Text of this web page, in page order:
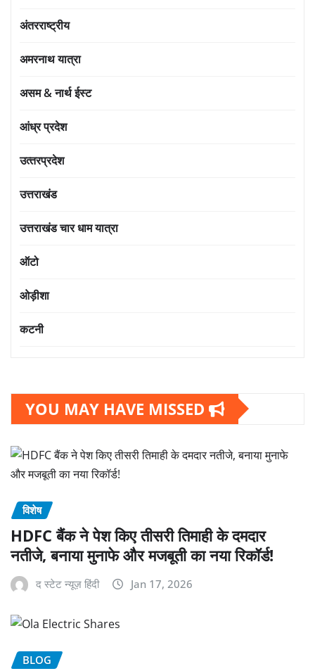
अंतरराष्ट्रीय
अमरनाथ यात्रा
असम & नार्थ ईस्ट
आंध्र प्रदेश
उत्‍तरप्रदेश
उत्तराखंड
उत्तराखंड चार धाम यात्रा
ऑटो
ओड़ीशा
कटनी
YOU MAY HAVE MISSED
विशेष
HDFC बैंक ने पेश किए तीसरी तिमाही के दमदार
नतीजे, बनाया मुनाफे और मजबूती का नया रिकॉर्ड!
द स्टेट न्यूज़ हिंदी Jan 17, 2026
BLOG